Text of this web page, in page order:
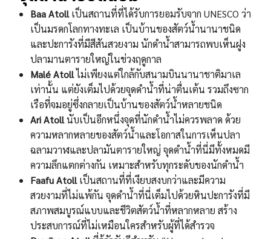
Baa Atollเป็นสถานที่ที่ได้รับการยอมรับจาก UNESCO ว่า
เป็นมรดกโลกทางทะเล เป็นบ้านของสัตว์น้ำนานาชนิด
และปะการังที่มีสีสันสวยงาม นักดำน้ำสามารถพบเห็นฝูง
ปลามานตารายใหญ่ในช่วงฤดูกาล
Malé Atollไม่เพียงแต่ใกล้กับสนามบินนานาชาติมาเล
เท่านั้น แต่ยังเต็มไปด้วยจุดดำน้ำที่น่าตื่นเต้น รวมถึงซาก
เรือที่จมอยู่ซึ่งกลายเป็นบ้านของสัตว์น้ำหลายชนิด
Ari Atollนับเป็นอีกหนึ่งจุดที่นักดำน้ำไม่ควรพลาด ด้วย
ความหลากหลายของสัตว์น้ำและโอกาสในการเห็นปลา
ฉลามวาฬและปลามันตารายใหญ่ จุดดำน้ำที่นี่มีทั้งหมดมี
ความลึกแตกต่างกัน เหมาะสำหรับทุกระดับของนักดำน้ำ
Faafu Atollเป็นสถานที่ที่เงียบสงบกว่าและมีความ
สวยงามที่ไม่แพ้กัน จุดดำน้ำที่นี่เต็มไปด้วยหินปะการังที่มี
สภาพสมบูรณ์แบบและชีวิตสัตว์น้ำที่หลากหลาย สร้าง
ประสบการณ์ที่ไม่เหมือนใครสำหรับผู้ที่ได้สำรวจ